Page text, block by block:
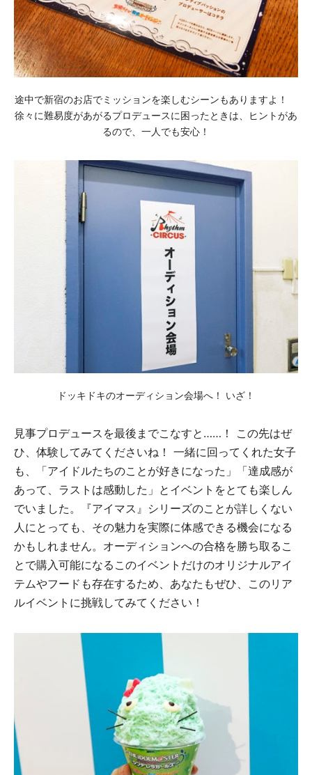
途中で新宿のお店でミッションを楽しむシーンもありますよ！
徐々に難易度があがるプロデュースに困ったときは、ヒントがあ
るので、一人でも安心！
ドッキドキのオーディション会場へ！ いざ！
見事プロデュースを最後までこなすと……！ この先はぜ
ひ、体験してみてくださいね！ 一緒に回ってくれた女子
も、「アイドルたちのことが好きになった」「達成感が
あって、ラストは感動した」とイベントをとても楽しん
でいました。『アイマス』シリーズのことが詳しくない
人にとっても、その魅力を実際に体感できる機会になる
かもしれません。オーディションへの合格を勝ち取るこ
とで購入可能になるこのイベントだけのオリジナルアイ
テムやフードも存在するため、あなたもぜひ、このリア
ルイベントに挑戦してみてください！